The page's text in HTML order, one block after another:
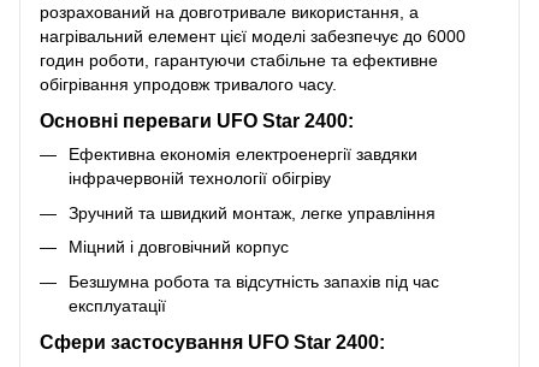
розрахований на довготривале використання, а
нагрівальний елемент цієї моделі забезпечує до 6000
годин роботи, гарантуючи стабільне та ефективне
обігрівання упродовж тривалого часу.
Основні переваги UFO Star 2400:
Ефективна економія електроенергії завдяки
інфрачервоній технології обігріву
Зручний та швидкий монтаж, легке управління
Міцний і довговічний корпус
Безшумна робота та відсутність запахів під час
експлуатації
Сфери застосування UFO Star 2400: